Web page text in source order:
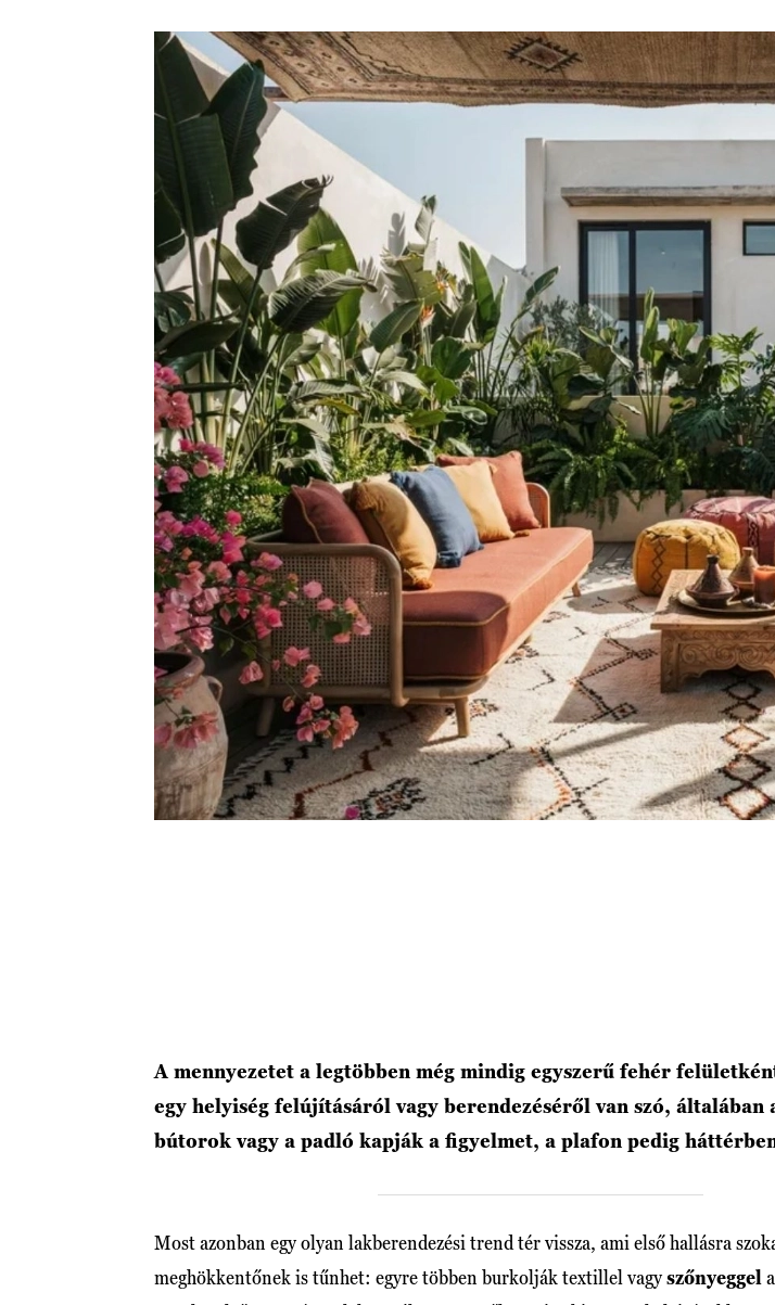
A mennyezetet a legtöbben még mindig egyszerű fehér
egy helyiség felújításáról vagy berendezéséről van szó, általában
bútorok vagy a padló kapják a figyelmet, a plafon pedig
Most azonban egy olyan lakberendezési trend tér vissza, ami első hallásra
meghökkentőnek is tűnhet: egyre többen burkolják textillel vagyszőnyeggel a